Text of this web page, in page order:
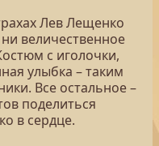
Лев Лещенко
величественное
с иголочки,
улыбка – таким
Все остальное –
поделиться
в сердце.